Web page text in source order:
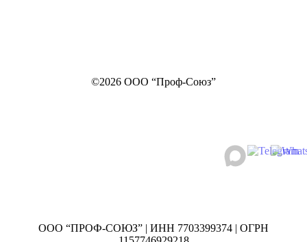
©2026 ООО “Проф-Союз”
ООО “ПРОФ-СОЮЗ” | ИНН 7703399374 | ОГРН